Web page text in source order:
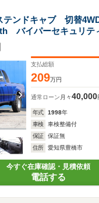
ンドキャブ 切替
バイパーセキュリテ
ドラレコ NOxPM
イヤ
支払総額
209万円
通常ローン 月々40,000
年式 1998年
車検
車検整備付
保証
保証無
住所
愛知県豊橋市
今すぐ在庫確認・見積依頼
電話する